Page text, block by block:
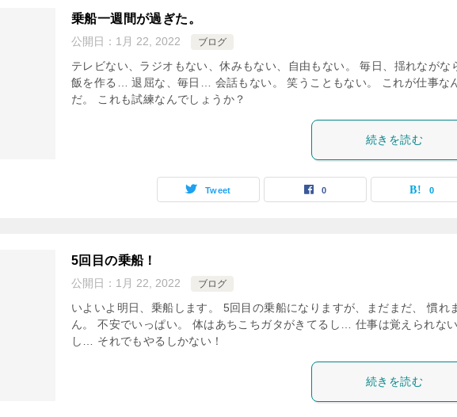
乗船一週間が過ぎた。
公開日： 1月 22, 2022 ブログ
テレビない、ラジオもない、休みもない、自由もない。 毎日、揺れながな
飯を作る… 退屈な、毎日… 会話もない。 笑うこともない。 これが仕事な
だ。 これも試練なんでしょうか？
続きを読む
Tweet 0 0
5回目の乗船！
公開日： 1月 22, 2022 ブログ
いよいよ明日、乗船します。 5回目の乗船になりますが、まだまだ、 慣れ
ん。 不安でいっぱい。 体はあちこちガタがきてるし… 仕事は覚えられない
し… それでもやるしかない！
続きを読む